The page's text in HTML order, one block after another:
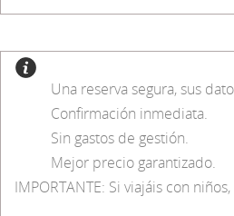
Una reserva segura, sus
Confirmación inmediata.
Sin gastos de gestión.
Mejor precio garantizado.
IMPORTANTE: Si viajáis con